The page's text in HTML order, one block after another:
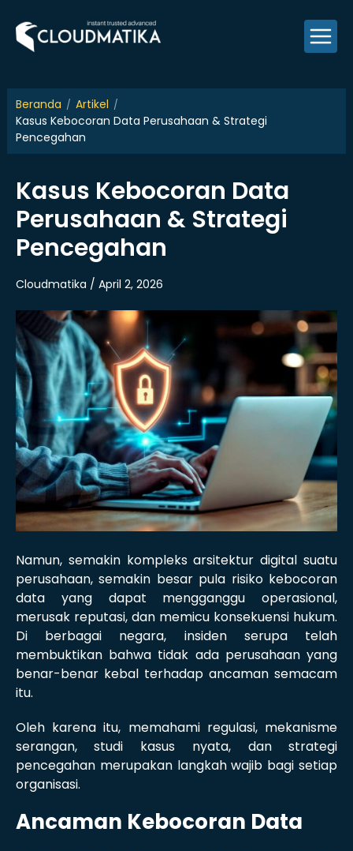
content
Beranda
Artikel
Kasus Kebocoran Data Perusahaan & Strategi
Pencegahan
Kasus Kebocoran Data
Perusahaan & Strategi
Pencegahan
Cloudmatika / April 2, 2026
Namun, semakin kompleks arsitektur digital suatu
perusahaan, semakin besar pula risiko kebocoran
data yang dapat mengganggu operasional,
merusak reputasi, dan memicu konsekuensi hukum.
Di berbagai negara, insiden serupa telah
membuktikan bahwa tidak ada perusahaan yang
benar-benar kebal terhadap ancaman semacam
itu.
Oleh karena itu, memahami regulasi, mekanisme
serangan, studi kasus nyata, dan strategi
pencegahan merupakan langkah wajib bagi setiap
organisasi.
Ancaman Kebocoran Data